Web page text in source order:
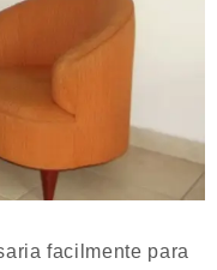
facilmente para